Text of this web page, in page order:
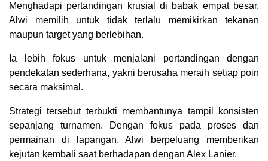
Menghadapi pertandingan krusial di babak empat besar,
Alwi memilih untuk tidak terlalu memikirkan tekanan
maupun target yang berlebihan.
Ia lebih fokus untuk menjalani pertandingan dengan
pendekatan sederhana, yakni berusaha meraih setiap poin
secara maksimal.
Strategi tersebut terbukti membantunya tampil konsisten
sepanjang turnamen. Dengan fokus pada proses dan
permainan di lapangan, Alwi berpeluang memberikan
kejutan kembali saat berhadapan dengan Alex Lanier.